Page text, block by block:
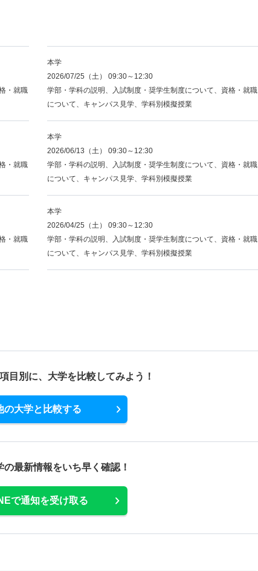
・就職
本学
2026/07/25（土） 09:30～12:30
学部・学科の説明、入試制度・奨学生制度について、資格・就職
について、キャンパス見学、学科別模擬授業
・就職
本学
2026/06/13（土） 09:30～12:30
学部・学科の説明、入試制度・奨学生制度について、資格・就職
について、キャンパス見学、学科別模擬授業
・就職
本学
2026/04/25（土） 09:30～12:30
学部・学科の説明、入試制度・奨学生制度について、資格・就職
について、キャンパス見学、学科別模擬授業
目別に、 大学を比較してみよう！
の大学と比較する
の最新情報をいち早く確認！
で通知を受け取る